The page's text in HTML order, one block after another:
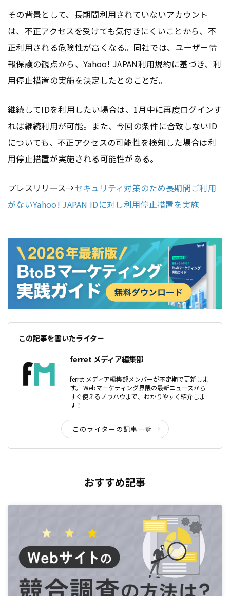
その背景として、長期間利用されていないアカウント
は、不正アクセスを受けても気付きにくいことから、不
正利用される危険性が高くなる。同社では、ユーザー情
報保護の観点から、Yahoo! JAPAN利用規約に基づき、利
用停止措置の実施を決定したとのことだ。
継続してIDを利用したい場合は、1月中に再度ログインす
れば継続利用が可能。また、今回の条件に合致しないID
についても、不正アクセスの可能性を検知した場合は利
用停止措置が実施される可能性がある。
プレスリリース→セキュリティ対策のため長期間ご利用
がないYahoo! JAPAN IDに対し利用停止措置を実施
この記事を書いたライター
ferret メディア編集部
ferret メディア編集部メンバーが不定期で更新しま
す。 Webマーケティング界隈の最新ニュースから
すぐ使えるノウハウまで、わかりやすく紹介しま
す！
このライターの記事一覧
おすすめ記事